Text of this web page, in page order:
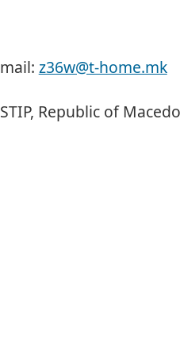
mail: z36w@t-home.mk
STIP, Republic of